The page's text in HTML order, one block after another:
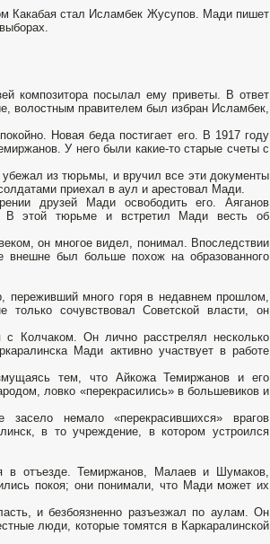
Какабая стал Исламбек Жусупов. Мади пишет
композитора посылал ему приветы. В ответ
волостным правителем был избран Исламбек,
Новая беда постигает его. В 1917 году
У него были какие-то старые счеты с
из тюрьмы, и вручил все эти документы
приехал в аул и арестовал Мади.
друзей Мади освободить его. Аяганов
В этой тюрьме и встретил Мади весть об
он многое видел, понимал. Впоследствии
внешне был больше похож на образованного
переживший много горя в недавнем прошлом,
сочувствовал Советской власти, он
Колчаком. Он лично расстрелял несколько
Мади активно участвует в работе
тем, что Айкожа Темиржанов и его
ловко «перекрасились» в большевиков и
немало «перекрасившихся» врагов
в то учреждение, в котором устроился
в отъезде. Темиржанов, Малаев и Шумаков,
покоя; они понимали, что Мади может их
и безбоязненно разъезжал по аулам. Он
люди, которые томятся в Каркаралинской